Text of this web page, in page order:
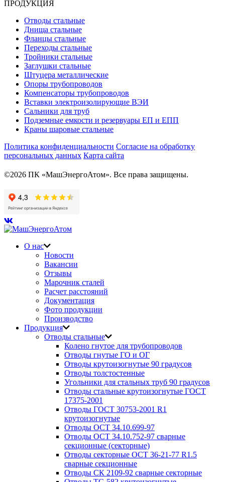
ПРОДУКЦИЯ
Отводы стальные
Днища стальные
Фланцы стальные
Переходы стальные
Тройники стальные
Заглушки стальные
Штуцера металлические
Опоры трубопроводов
Компенсаторы трубопроводов
Вставки электроизолирующие ВЭИ
Сальники для труб
Подземные емкости и резервуары ЕП и ЕПП
Краны шаровые стальные
Политика конфиденциальности Согласие на обработку
персональных данных Карта сайта
©2026 ПК «МашЭнергоАтом». Все права защищены.
О нас
Новости
Вакансии
Отзывы
Марочник сталей
Расчет расстояний
Документация
Фото продукции
Производство
Продукция
Отводы стальные
Колено гнутое для трубопроводов
Отводы гнутые ГО и ОГ
Отводы крутоизогнутые 90 градусов
Отводы толстостенные
Угольники для стальных труб 90 градусов
Отводы стальные крутоизогнутые ГОСТ
17375-2001
Отводы ГОСТ 30753-2001 R1
крутоизогнутые
Отводы ОСТ 34.10.699-97
Отводы ОСТ 34.10.752-97 сварные
секционные (секторные)
Отводы секторные ОСТ 36-21-77 R1.5
сварные секционные
Отводы СК 2109-92 сварные секторные